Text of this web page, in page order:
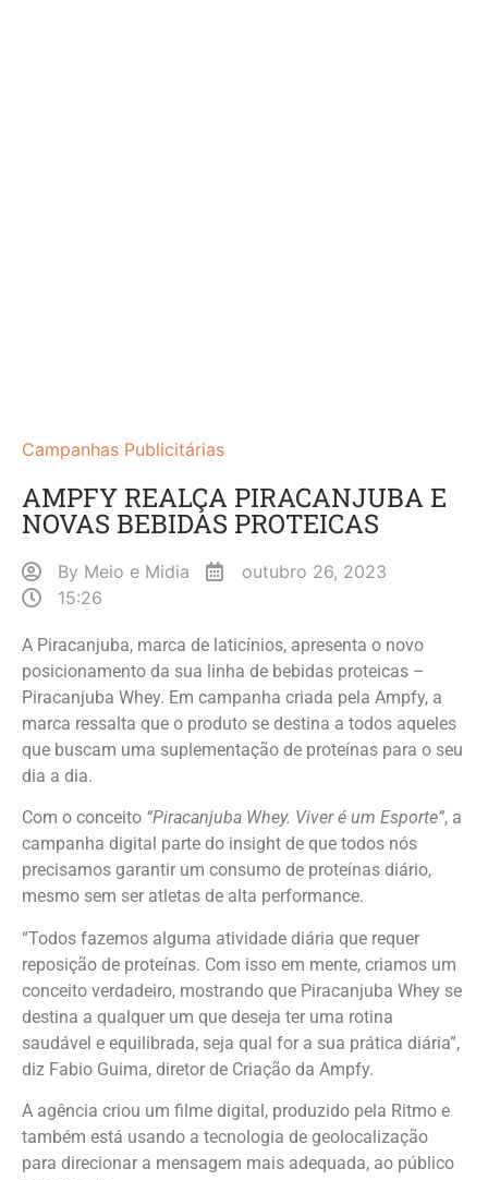
Campanhas Publicitárias
AMPFY REALÇA PIRACANJUBA E
NOVAS BEBIDAS PROTEICAS
By Meio e Midia
outubro 26, 2023
15:26
A Piracanjuba, marca de laticínios, apresenta o novo
posicionamento da sua linha de bebidas proteicas –
Piracanjuba Whey. Em campanha criada pela Ampfy, a
marca ressalta que o produto se destina a todos aqueles
que buscam uma suplementação de proteínas para o seu
dia a dia.
Com o conceito “Piracanjuba Whey. Viver é um Esporte”, a
campanha digital parte do insight de que todos nós
precisamos garantir um consumo de proteínas diário,
mesmo sem ser atletas de alta performance.
“Todos fazemos alguma atividade diária que requer
reposição de proteínas. Com isso em mente, criamos um
conceito verdadeiro, mostrando que Piracanjuba Whey se
destina a qualquer um que deseja ter uma rotina
saudável e equilibrada, seja qual for a sua prática diária”,
diz Fabio Guima, diretor de Criação da Ampfy.
A agência criou um filme digital, produzido pela Ritmo e
também está usando a tecnologia de geolocalização
para direcionar a mensagem mais adequada, ao público